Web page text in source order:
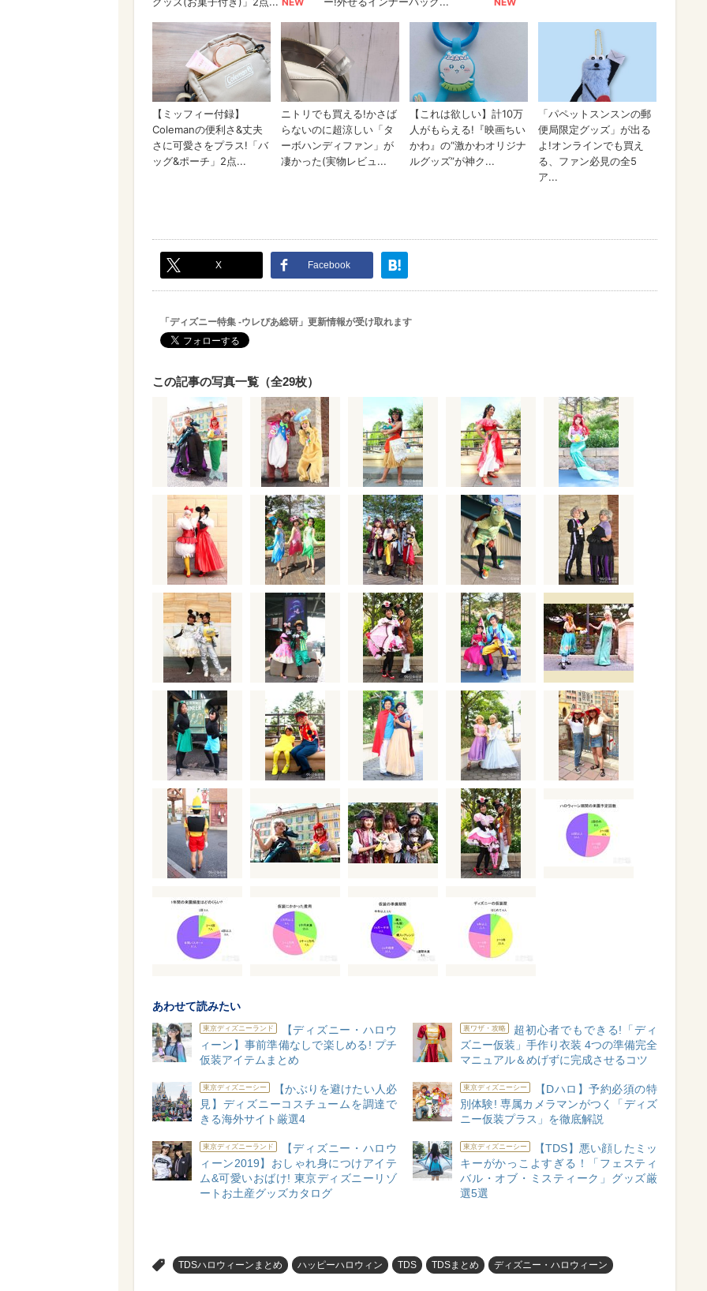
X Facebook
「ディズニー特集 -ウレぴあ総研」更新情報が受け取れます
この記事の写真一覧（全29枚）
あわせて読みたい
東京ディズニーランド
【ディズニー・ハロウ
ィーン】事前準備なしで楽しめる! プチ
仮装アイテムまとめ
裏ワザ・攻略
超初心者でもできる!「ディ
ズニー仮装」手作り衣装 4つの準備完全
マニュアル＆めげずに完成させるコツ
東京ディズニーシー
【かぶりを避けたい人必
見】ディズニーコスチュームを調達で
きる海外サイト厳選4
東京ディズニーシー
【Dハロ】予約必須の特
別体験! 専属カメラマンがつく「ディズ
ニー仮装プラス」を徹底解説
東京ディズニーランド
【ディズニー・ハロウ
ィーン2019】おしゃれ身につけアイテ
ム&可愛いおばけ! 東京ディズニーリゾ
ートお土産グッズカタログ
東京ディズニーシー
【TDS】悪い顔したミッ
キーがかっこよすぎる！「フェスティ
バル・オブ・ミスティーク」グッズ厳
選5選
TDSハロウィーンまとめ ハッピーハロウィン TDS TDSまとめ ディズニー・ハロウィーン